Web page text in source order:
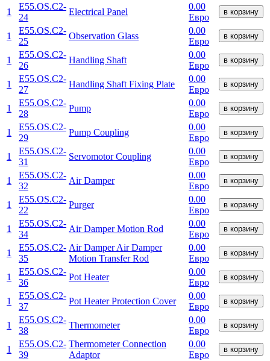
1
E55.OS.C2-
24
Electrical Panel
0.00
Евро
в корзину
1
E55.OS.C2-
25
Observation Glass
0.00
Евро
в корзину
1
E55.OS.C2-
26
Handling Shaft
0.00
Евро
в корзину
1
E55.OS.C2-
27
Handling Shaft Fixing Plate
0.00
Евро
в корзину
1
E55.OS.C2-
28
Pump
0.00
Евро
в корзину
1
E55.OS.C2-
29
Pump Coupling
0.00
Евро
в корзину
1
E55.OS.C2-
31
Servomotor Coupling
0.00
Евро
в корзину
1
E55.OS.C2-
32
Air Damper
0.00
Евро
в корзину
1
E55.OS.C2-
22
Purger
0.00
Евро
в корзину
1
E55.OS.C2-
34
Air Damper Motion Rod
0.00
Евро
в корзину
1
E55.OS.C2-
35
Air Damper Air Damper
Motion Transfer Rod
0.00
Евро
в корзину
1
E55.OS.C2-
36
Pot Heater
0.00
Евро
в корзину
1
E55.OS.C2-
37
Pot Heater Protection Cover
0.00
Евро
в корзину
1
E55.OS.C2-
38
Thermometer
0.00
Евро
в корзину
1
E55.OS.C2-
39
Thermometer Connection
Adaptor
0.00
Евро
в корзину